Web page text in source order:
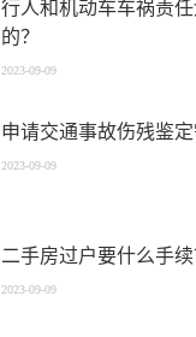
行人和机动车车祸责
的？
2023-09-09
申请交通事故伤残鉴
2023-09-09
二手房过户要什么手续
2023-09-09